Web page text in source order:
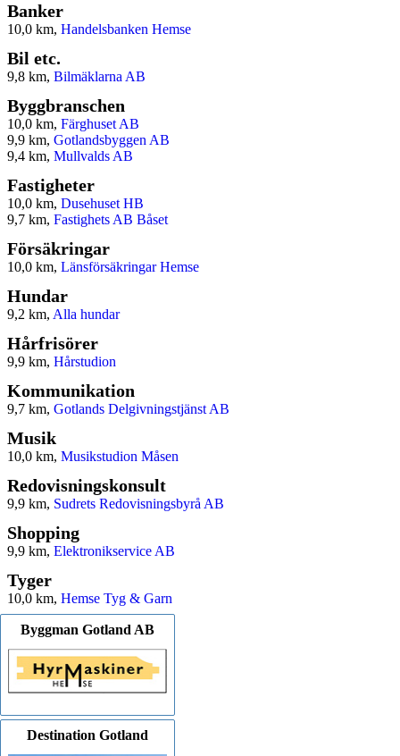
Banker
10,0 km, Handelsbanken Hemse
Bil etc.
9,8 km, Bilmäklarna AB
Byggbranschen
10,0 km, Färghuset AB
9,9 km, Gotlandsbyggen AB
9,4 km, Mullvalds AB
Fastigheter
10,0 km, Dusehuset HB
9,7 km, Fastighets AB Båset
Försäkringar
10,0 km, Länsförsäkringar Hemse
Hundar
9,2 km, Alla hundar
Hårfrisörer
9,9 km, Hårstudion
Kommunikation
9,7 km, Gotlands Delgivningstjänst AB
Musik
10,0 km, Musikstudion Måsen
Redovisningskonsult
9,9 km, Sudrets Redovisningsbyrå AB
Shopping
9,9 km, Elektronikservice AB
Tyger
10,0 km, Hemse Tyg & Garn
Byggman Gotland AB
Destination Gotland